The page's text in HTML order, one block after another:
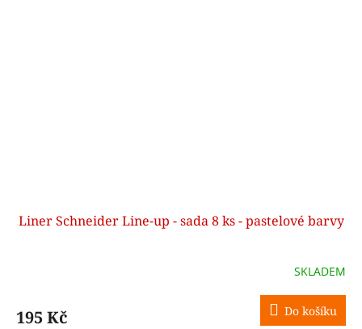
Liner Schneider Line-up - sada 8 ks - pastelové barvy
SKLADEM
195 Kč Do košíku